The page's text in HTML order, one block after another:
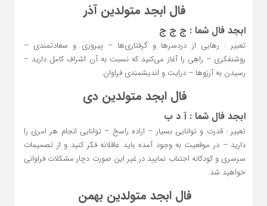
فال ابجد متولدین آذر
ابجد فال شما : ج ج ج
تعبیر : رهایی از دردسرها و گرفتاری‌ها – پیروزی و سعادتمندی –
روشنفکری – راهی را آغاز می‌کنید که نسبت به آن اشراف کامل دارید –
رسیدن به آرزوها – درایت و اندیشمندی فراوان.
فال ابجد متولدین دی
ابجد فال شما : آ د ب
تعبیر : قدرت و توانایی بسیار – اراده راسخ – توانایی انجام هر امری را
دارید – در موقعیت به وجود آمده باید عاقلانه فکر کنید و از تصمیمات
سرسری و کودکانه اجتناب نمایید در غیر این صورت دچار مشکلات فراوانی
خواهید شد.
فال ابجد متولدین بهمن